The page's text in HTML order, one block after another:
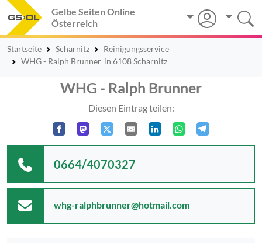
Gelbe Seiten Online
Österreich
Startseite Scharnitz
Reinigungsservice
WHG - Ralph Brunner in 6108 Scharnitz
WHG - Ralph Brunner
Diesen Eintrag teilen:
0664/4070327
whg-ralphbrunner@hotmail.com